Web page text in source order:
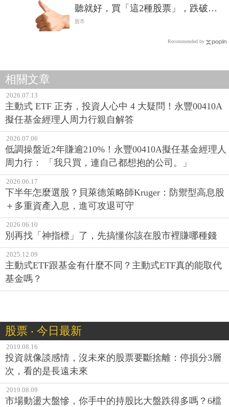
聽就好，買「這2種股票」，跌破萬
點也死不了
股市
Recommended by
相關文章
2026.07.13
主動式 ETF 正夯，投資人心中 4 大疑問！永豐00410A
擬任基金經理人周力行親自解答
2026.07.06
低調操盤近2年賺逾210%！永豐00410A擬任基金經理人
周力行： 「我只買，連自己都想抱的公司。」
2026.06.17
下半年怎麼選股？貝萊德策略師Kruger：防禦型高息股
＋多重資產入息，進可攻退可守
2026.06.10
別再找「神指標」了，先搞懂你該在股市裡賺哪種錢
2025.12.09
主動式ETF跟基金有什麼不同？主動式ETF真的能取代
基金嗎？
股票 ‧ 今日最新
2019.08.16
投資就像談感情，沒未來的股票要斷捨離：停損分3層
次，看的是長遠未來
2019.08.09
市場動盪大盤慘，你手中的持股比大盤跌得多嗎？6檔